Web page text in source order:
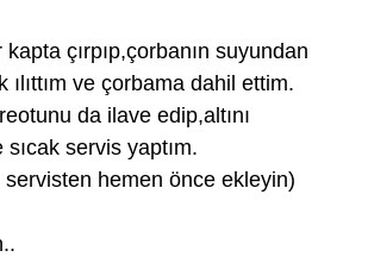
kapta çırpıp,çorbanın suyundan
ılıttım ve çorbama dahil ettim.
da ilave edip,altını
sıcak servis yaptım.
servisten hemen önce ekleyin)